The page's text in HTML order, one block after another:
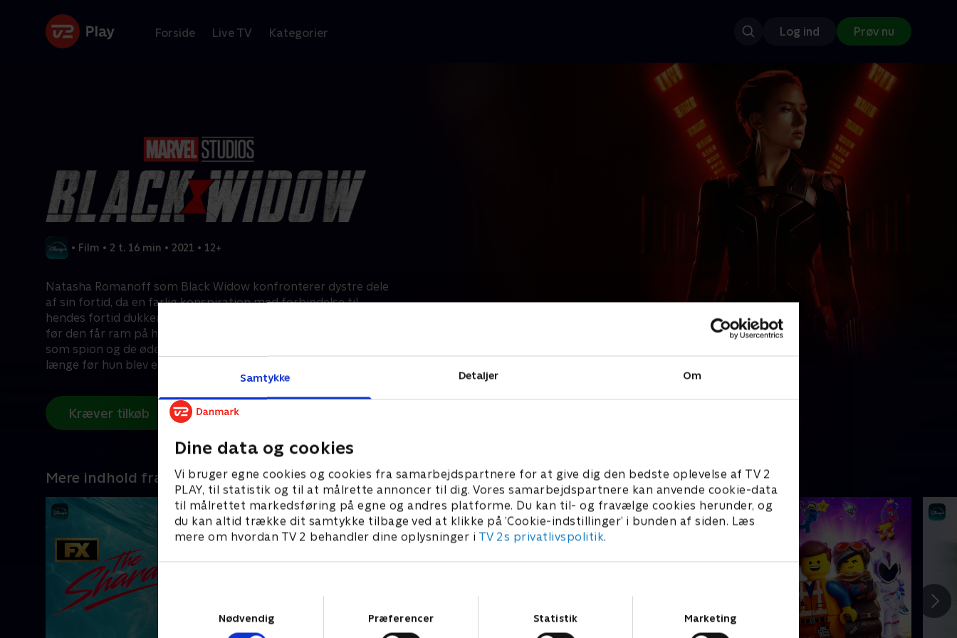
Samtykke Detaljer Om
Dine data og cookies
Vi bruger egne cookies og cookies fra samarbejdspartnere for at give dig den bedste oplevelse af TV 2
PLAY, til statistik og til at målrette annoncer til dig. Vores samarbejdspartnere kan anvende cookie-data
til målrettet markedsføring på egne og andres platforme. Du kan til- og fravælge cookies herunder, og
du kan altid trække dit samtykke tilbage ved at klikke på ’Cookie-indstillinger’ i bunden af siden. Læs
mere om hvordan TV 2 behandler dine oplysninger i TV 2s privatlivspolitik.
Nødvendig
Præferencer Statistik Marketing
Forside Live TV Kategorier Log ind Prøv nu
• Film • 2 t. 16 min • 2021 • 12+
Natasha Romanoff som Black Widow konfronterer dystre dele
af sin fortid, da en farlig konspiration med forbindelse til
hendes fortid dukker op. Forfulgt af en kraft, der ikke vil stoppe,
før den får ram på hende, må Natasha håndtere sin historie
som spion og de ødelagte forhold, hun efterlod i sit kølvand,
længe før hun blev en Avenger.
Kræver tilkøb
Mere indhold fra Disney+